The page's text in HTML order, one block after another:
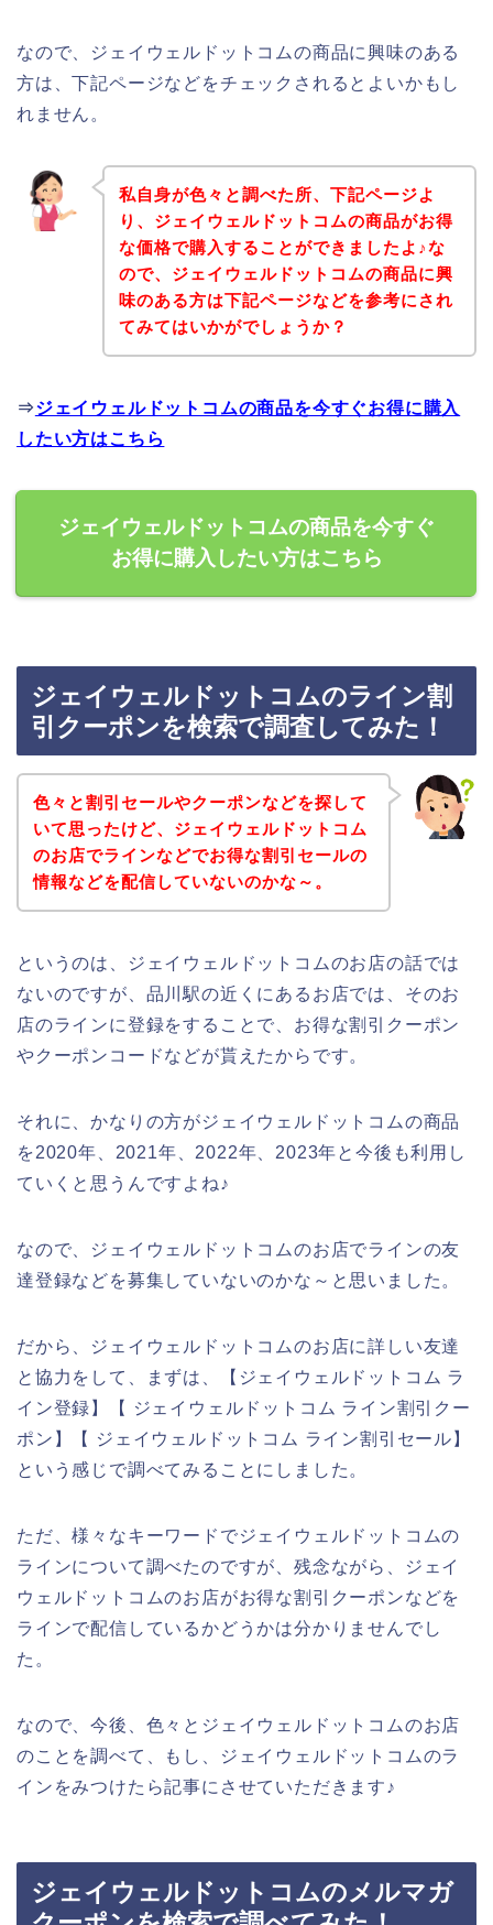
なので、ジェイウェルドットコムの商品に興味のある
方は、下記ページなどをチェックされるとよいかもし
れません。
私自身が色々と調べた所、下記ページよ
り、ジェイウェルドットコムの商品がお得
な価格で購入することができましたよ♪な
ので、ジェイウェルドットコムの商品に興
味のある方は下記ページなどを参考にされ
てみてはいかがでしょうか？
⇒ジェイウェルドットコムの商品を今すぐお得に購入
したい方はこちら
ジェイウェルドットコムの商品を今すぐ
お得に購入したい方はこちら
ジェイウェルドットコムのライン割
引クーポンを検索で調査してみた！
色々と割引セールやクーポンなどを探して
いて思ったけど、ジェイウェルドットコム
のお店でラインなどでお得な割引セールの
情報などを配信していないのかな～。
というのは、ジェイウェルドットコムのお店の話では
ないのですが、品川駅の近くにあるお店では、そのお
店のラインに登録をすることで、お得な割引クーポン
やクーポンコードなどが貰えたからです。
それに、かなりの方がジェイウェルドットコムの商品
を2020年、2021年、2022年、2023年と今後も利用し
ていくと思うんですよね♪
なので、ジェイウェルドットコムのお店でラインの友
達登録などを募集していないのかな～と思いました。
だから、ジェイウェルドットコムのお店に詳しい友達
と協力をして、まずは、【ジェイウェルドットコム ラ
イン登録】【 ジェイウェルドットコム ライン割引クー
ポン】【 ジェイウェルドットコム ライン割引セール】
という感じで調べてみることにしました。
ただ、様々なキーワードでジェイウェルドットコムの
ラインについて調べたのですが、残念ながら、ジェイ
ウェルドットコムのお店がお得な割引クーポンなどを
ラインで配信しているかどうかは分かりませんでし
た。
なので、今後、色々とジェイウェルドットコムのお店
のことを調べて、もし、ジェイウェルドットコムのラ
インをみつけたら記事にさせていただきます♪
ジェイウェルドットコムのメルマガ